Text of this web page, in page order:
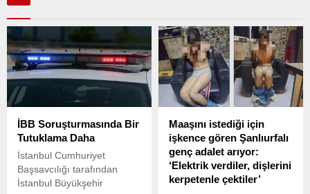
İBB Soruşturmasında Bir
Tutuklama Daha
İstanbul Cumhuriyet
Başsavcılığı tarafından
İstanbul Büyükşehir
Maaşını istediği için
işkence gören Şanlıurfalı
genç adalet arıyor:
‘Elektrik verdiler, dişlerini
kerpetenle çektiler’